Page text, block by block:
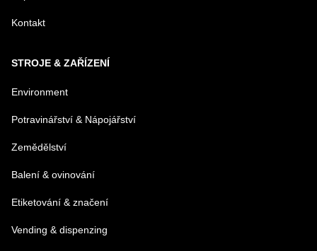
TELEFÓN
Kontakt
STROJE & ZAŘÍZENÍ
Environment
Potravinářství & Nápojářství
Zemědělství
Balení & ovinování
Etiketování & značení
Vending & dispenzing